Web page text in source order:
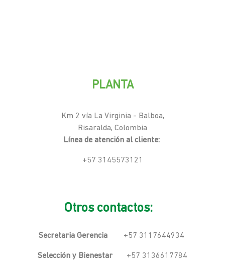
PLANTA
Km 2 vía La Virginia - Balboa,
Risaralda, Colombia
Línea de atención al cliente:
+57 3145573121
Otros contactos:
Secretaria Gerencia +57 3117644934
Selección y Bienestar+57 3136617784